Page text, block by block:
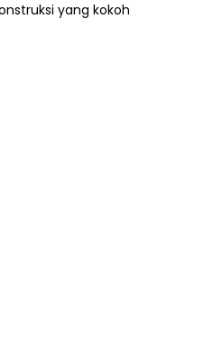
yang kokoh